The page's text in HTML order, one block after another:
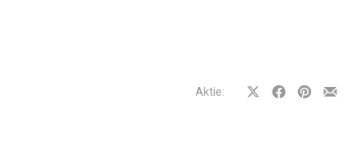
Aktie:
Auf
Auf
Auf
Teilen